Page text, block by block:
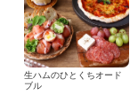
生ハムのひとくちオード
ブル